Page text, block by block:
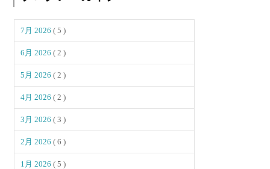
7月 2026( 5 )
6月 2026( 2 )
5月 2026( 2 )
4月 2026( 2 )
3月 2026( 3 )
2月 2026( 6 )
1月 2026( 5 )